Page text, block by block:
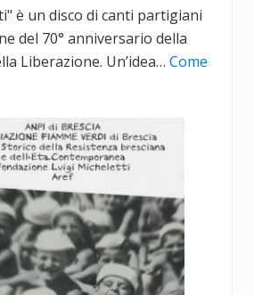
è un disco di canti partigiani
del 70° anniversario della
Liberazione. Un’idea… Come